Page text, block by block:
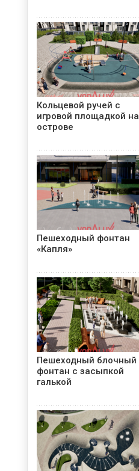
Кольцевой ручей с
игровой площадкой на
острове
Пешеходный фонтан
«Капля»
Пешеходный блочный
фонтан с засыпкой
галькой